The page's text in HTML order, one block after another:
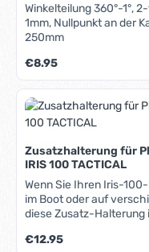
Winkelteilung 360°-1°,
1mm, Nullpunkt an der
250mm
Regulärer Preis:
€8.95
Zusatzhalterung für
IRIS 100 TACTICAL
Wenn Sie Ihren Iris-
im Boot oder auf
diese Zusatz-Halterung
Regulärer Preis:
€12.95